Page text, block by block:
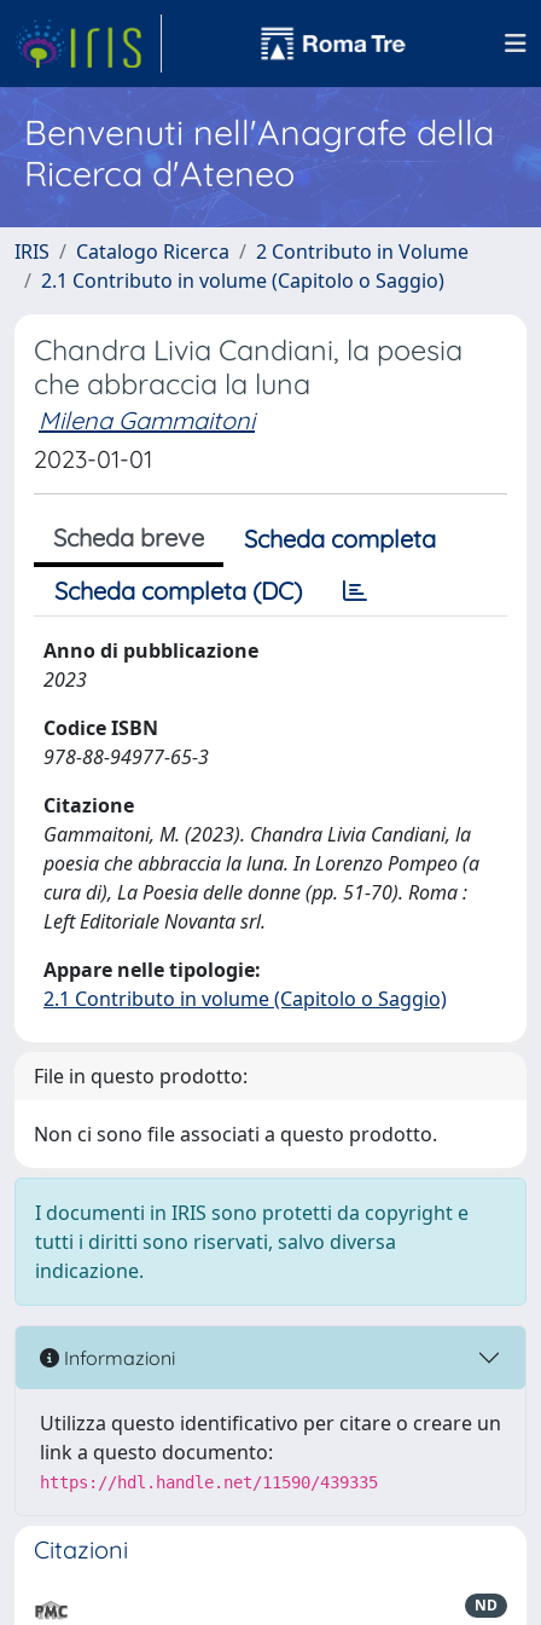
Benvenuti nell'Anagrafe della
Ricerca d'Ateneo
IRIS Catalogo Ricerca
2 Contributo in Volume
2.1 Contributo in volume (Capitolo o Saggio)
Chandra Livia Candiani, la poesia
che abbraccia la luna
Milena Gammaitoni
2023-01-01
Scheda breve
Scheda completa
Scheda completa (DC)
Anno di pubblicazione
2023
Codice ISBN
978-88-94977-65-3
Citazione
Gammaitoni, M. (2023). Chandra Livia Candiani, la
poesia che abbraccia la luna. In Lorenzo Pompeo (a
cura di), La Poesia delle donne (pp. 51-70). Roma :
Left Editoriale Novanta srl.
Appare nelle tipologie:
2.1 Contributo in volume (Capitolo o Saggio)
File in questo prodotto:
Non ci sono file associati a questo prodotto.
I documenti in IRIS sono protetti da copyright e
tutti i diritti sono riservati, salvo diversa
indicazione.
Informazioni
Utilizza questo identificativo per citare o creare un
link a questo documento:
https://hdl.handle.net/11590/439335
Citazioni
ND